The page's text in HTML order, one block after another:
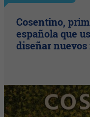
Cosentino,
española que
diseñar